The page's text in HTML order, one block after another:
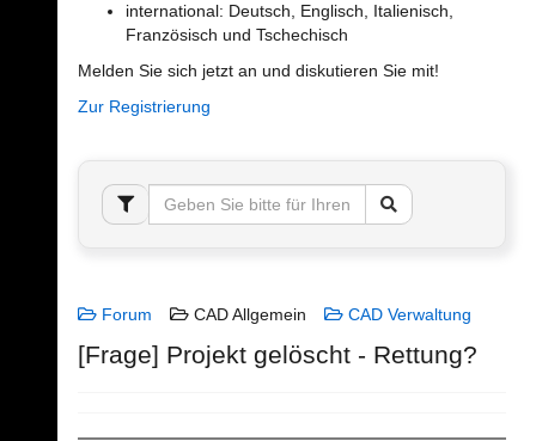
international: Deutsch, Englisch, Italienisch,
Französisch und Tschechisch
Melden Sie sich jetzt an und diskutieren Sie mit!
Zur Registrierung
Forum CAD Allgemein CAD Verwaltung
[Frage] Projekt gelöscht - Rettung?